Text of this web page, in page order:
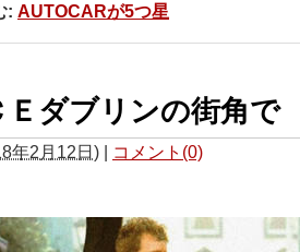
: AUTOCARが5つ星
Ｅダブリンの街角で
年2月12日) | コメント(0)